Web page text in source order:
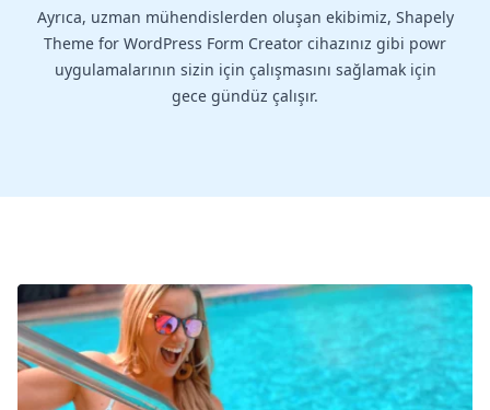
Ayrıca, uzman mühendislerden oluşan ekibimiz, Shapely
Theme for WordPress Form Creator cihazınız gibi powr
uygulamalarının sizin için çalışmasını sağlamak için
gece gündüz çalışır.